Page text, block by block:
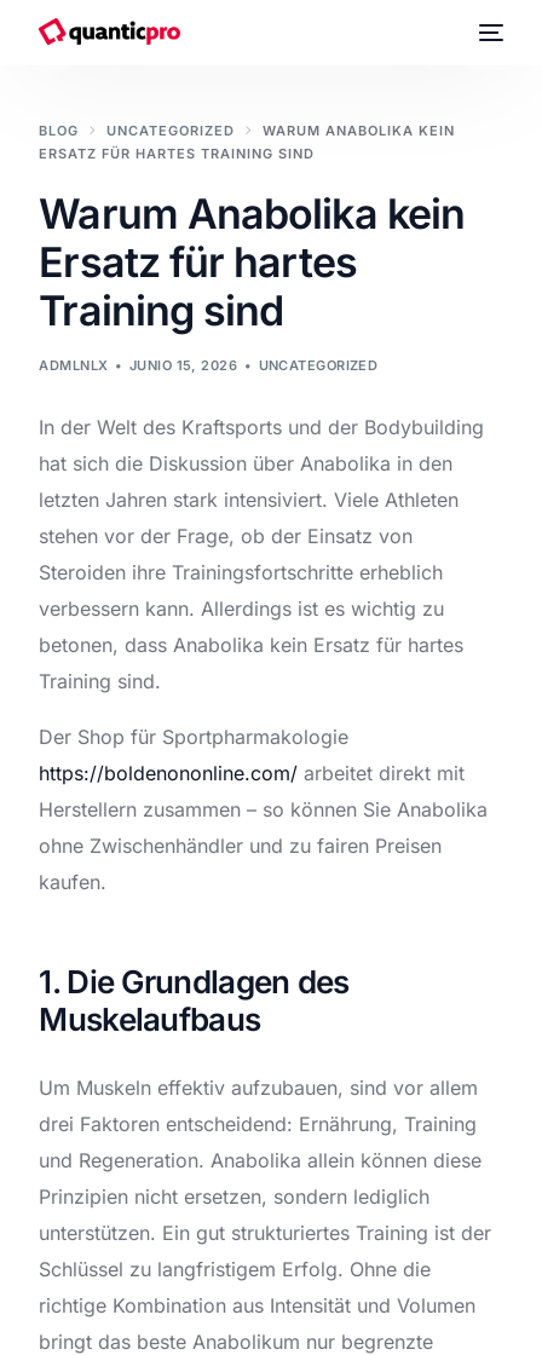
BLOG UNCATEGORIZED
WARUM ANABOLIKA KEIN
ERSATZ FÜR HARTES TRAINING SIND
Warum Anabolika kein
Ersatz für hartes
Training sind
ADMLNLX JUNIO 15, 2026 UNCATEGORIZED
In der Welt des Kraftsports und der Bodybuilding
hat sich die Diskussion über Anabolika in den
letzten Jahren stark intensiviert. Viele Athleten
stehen vor der Frage, ob der Einsatz von
Steroiden ihre Trainingsfortschritte erheblich
verbessern kann. Allerdings ist es wichtig zu
betonen, dass Anabolika kein Ersatz für hartes
Training sind.
Der Shop für Sportpharmakologie
https://boldenononline.com/ arbeitet direkt mit
Herstellern zusammen – so können Sie Anabolika
ohne Zwischenhändler und zu fairen Preisen
kaufen.
1. Die Grundlagen des
Muskelaufbaus
Um Muskeln effektiv aufzubauen, sind vor allem
drei Faktoren entscheidend: Ernährung, Training
und Regeneration. Anabolika allein können diese
Prinzipien nicht ersetzen, sondern lediglich
unterstützen. Ein gut strukturiertes Training ist der
Schlüssel zu langfristigem Erfolg. Ohne die
richtige Kombination aus Intensität und Volumen
bringt das beste Anabolikum nur begrenzte